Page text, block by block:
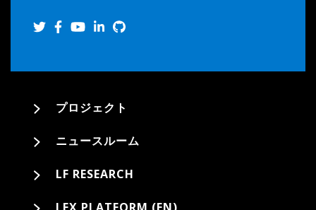
プロジェクト
ニュースルーム
LF RESEARCH